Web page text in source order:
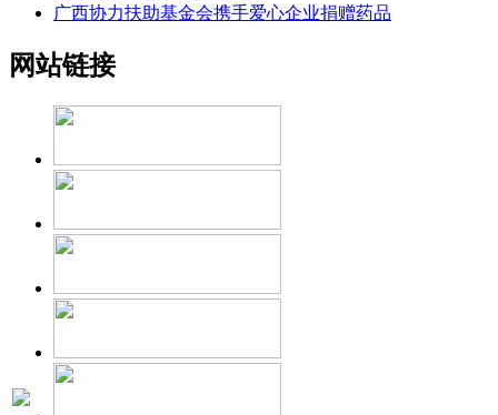
广西协力扶助基金会携手爱心企业捐赠药品
网站链接